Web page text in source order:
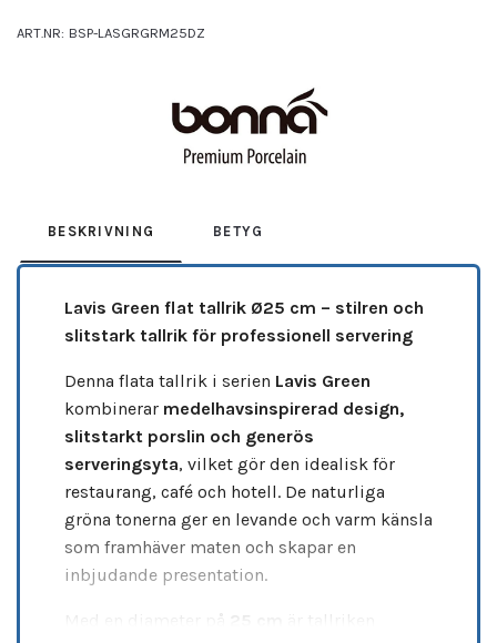
ART.NR: BSP-LASGRGRM25DZ
BESKRIVNING BETYG
Lavis Green flat tallrik Ø25 cm – stilren och
slitstark tallrik för professionell servering
Denna flata tallrik i serien Lavis Green
kombinerar medelhavsinspirerad design,
slitstarkt porslin och generös
serveringsyta, vilket gör den idealisk för
restaurang, café och hotell. De naturliga
gröna tonerna ger en levande och varm känsla
som framhäver maten och skapar en
inbjudande presentation.
Med en diameter på
är tallriken